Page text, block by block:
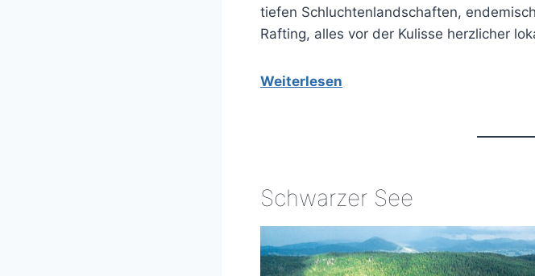
tiefen Schluchtenlandschaften,
Rafting, alles vor der Kulisse herzlicher
Weiterlesen
Schwarzer See